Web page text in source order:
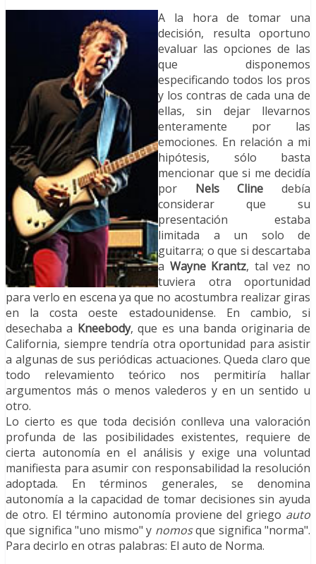
A la hora de tomar una
decisión, resulta oportuno
evaluar las opciones de las
que disponemos
especificando todos los pros
y los contras de cada una de
ellas, sin dejar llevarnos
enteramente por las
emociones. En relación a mi
hipótesis, sólo basta
mencionar que si me decidía
por Nels Cline debía
considerar que su
presentación estaba
limitada a un solo de
guitarra; o que si descartaba
a Wayne Krantz, tal vez no
tuviera otra oportunidad
para verlo en escena ya que no acostumbra realizar giras
en la costa oeste estadounidense. En cambio, si
desechaba a Kneebody, que es una banda originaria de
California, siempre tendría otra oportunidad para asistir
a algunas de sus periódicas actuaciones. Queda claro que
todo relevamiento teórico nos permitiría hallar
argumentos más o menos valederos y en un sentido u
otro.
Lo cierto es que toda decisión conlleva una valoración
profunda de las posibilidades existentes, requiere de
cierta autonomía en el análisis y exige una voluntad
manifiesta para asumir con responsabilidad la resolución
adoptada. En términos generales, se denomina
autonomía a la capacidad de tomar decisiones sin ayuda
de otro. El término autonomía proviene del griego auto
que significa "uno mismo" y nomosque significa "norma".
Para decirlo en otras palabras: El auto de Norma.